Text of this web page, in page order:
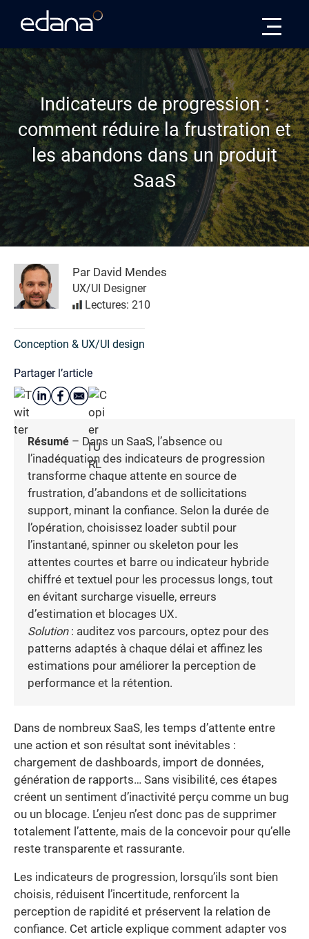
Indicateurs de progression :
comment réduire la frustration et
les abandons dans un produit
SaaS
Par David Mendes
UX/UI Designer
Lectures: 210
Conception & UX/UI design
Partager l’article
Résumé – Dans un SaaS, l’absence ou
l’inadéquation des indicateurs de progression
transforme chaque attente en source de
frustration, d’abandons et de sollicitations
support, minant la confiance. Selon la durée de
l’opération, choisissez loader subtil pour
l’instantané, spinner ou skeleton pour les
attentes courtes et barre ou indicateur hybride
chiffré et textuel pour les processus longs, tout
en évitant surcharge visuelle, erreurs
d’estimation et blocages UX.
Solution: auditez vos parcours, optez pour des
patterns adaptés à chaque délai et affinez les
estimations pour améliorer la perception de
performance et la rétention.
Dans de nombreux SaaS, les temps d’attente entre
une action et son résultat sont inévitables :
chargement de dashboards, import de données,
génération de rapports… Sans visibilité, ces étapes
créent un sentiment d’inactivité perçu comme un bug
ou un blocage. L’enjeu n’est donc pas de supprimer
totalement l’attente, mais de la concevoir pour qu’elle
reste transparente et rassurante.
Les indicateurs de progression, lorsqu’ils sont bien
choisis, réduisent l’incertitude, renforcent la
perception de rapidité et préservent la relation de
confiance. Cet article explique comment adapter vos